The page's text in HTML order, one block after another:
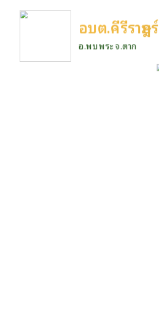
อบต.คีรีราษฎร์
อ.พบพระ จ.ตาก